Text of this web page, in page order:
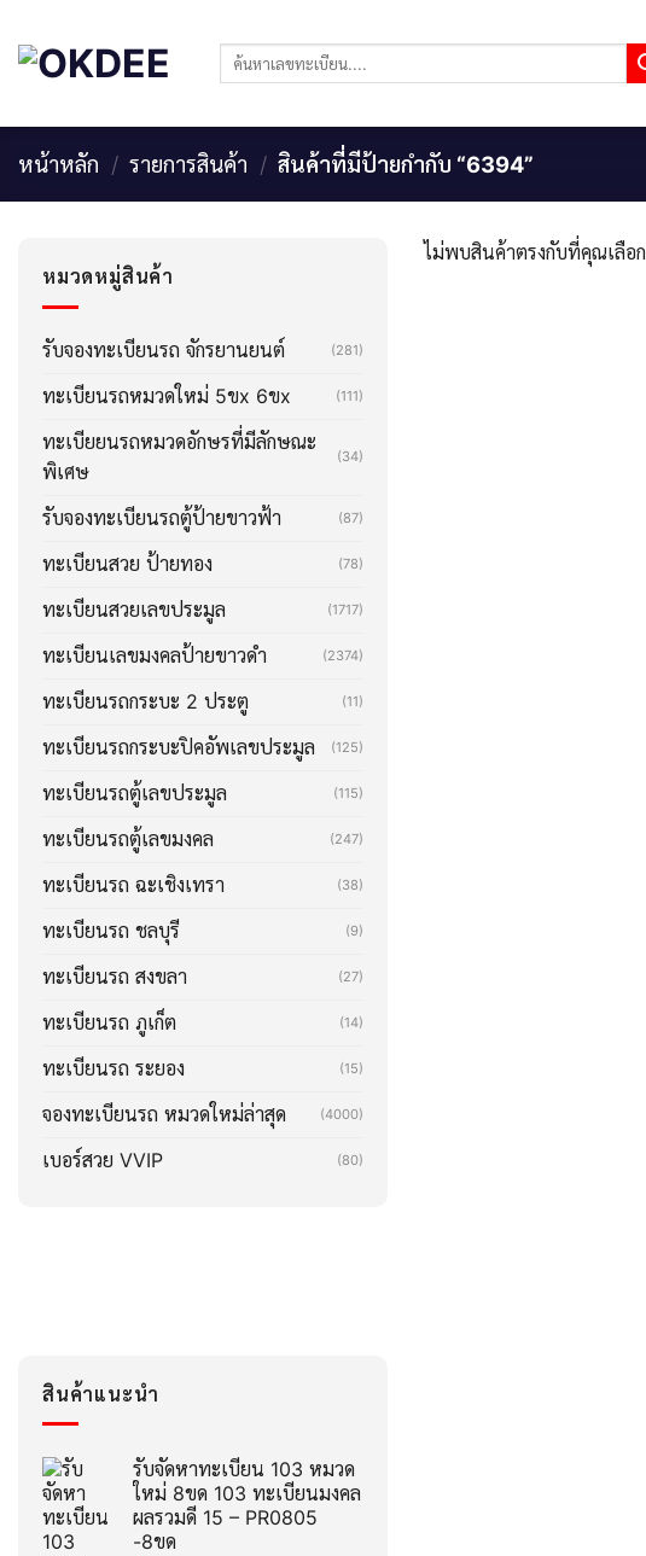
content
ค้นหา:
หน้าหลัก / รายการสินค้า / สินค้าที่มีป้ายกำกับ “6394”
หมวดหมู่สินค้า
รับจองทะเบียนรถ จักรยานยนต์ (281)
ทะเบียนรถหมวดใหม่ 5ขx 6ขx (111)
ทะเบียยนรถหมวดอักษรที่มีลักษณะ
พิเศษ
(34)
รับจองทะเบียนรถตู้ป้ายขาวฟ้า (87)
ทะเบียนสวย ป้ายทอง (78)
ทะเบียนสวยเลขประมูล (1717)
ทะเบียนเลขมงคลป้ายขาวดำ (2374)
ทะเบียนรถกระบะ 2 ประตู (11)
ทะเบียนรถกระบะปิคอัพเลขประมูล (125)
ทะเบียนรถตู้เลขประมูล (115)
ทะเบียนรถตู้เลขมงคล (247)
ทะเบียนรถ ฉะเชิงเทรา (38)
ทะเบียนรถ ชลบุรี (9)
ทะเบียนรถ สงขลา (27)
ทะเบียนรถ ภูเก็ต (14)
ทะเบียนรถ ระยอง (15)
จองทะเบียนรถ หมวดใหม่ล่าสุด (4000)
เบอร์สวย VVIP (80)
สินค้าแนะนำ
รับจัดหาทะเบียน 103 หมวด
ใหม่ 8ขด 103 ทะเบียนมงคล
ผลรวมดี 15 – PR0805
-8ขด
ไม่พบสินค้าตรงกับที่คุณเลือก